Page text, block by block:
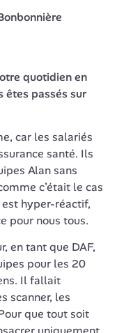
quotidien en
êtes passés sur
car les salariés
santé. Ils
Alan sans
c’était le cas
hyper-réactif,
en tant que DAF,
pour les 20
Il fallait
scanner, les
que tout soit